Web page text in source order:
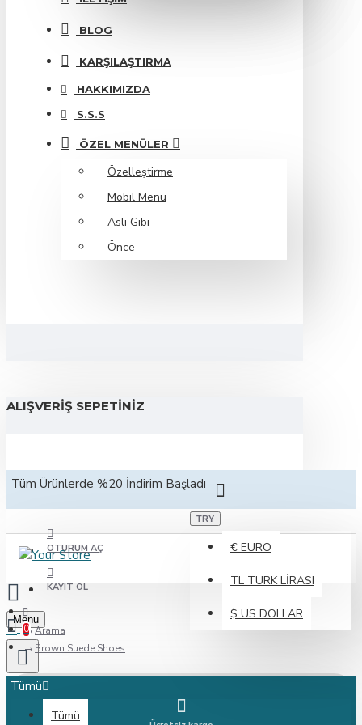
BLOG
KARŞILAŞTIRMA
HAKKIMIZDA
S.S.S
ÖZEL MENÜLER
Özelleştirme
Mobil Menü
Aslı Gibi
Önce
ALIŞVERIŞ SEPETINIZ
Tüm Ürünlerde %20 İndirim Başladı
OTURUM AÇ
KAYIT OL
TRY
€ EURO
TL TÜRK LIRASI
$ US DOLLAR
Menu
0
Tümü
Tümü
Arama
Brown Suede Shoes